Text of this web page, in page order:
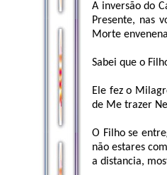
A inversão do
Presente, nas
Morte
Sabei que o
Ele fez o
de Me trazer
O Filho se
não estares
a distancia,